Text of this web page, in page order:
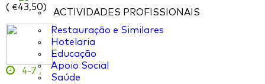
ACTIVIDADES PROFISSIONAIS
Restauração e Similares
Hotelaria
Educação
Apoio Social
Saúde
( €43,50)
4-7 ,